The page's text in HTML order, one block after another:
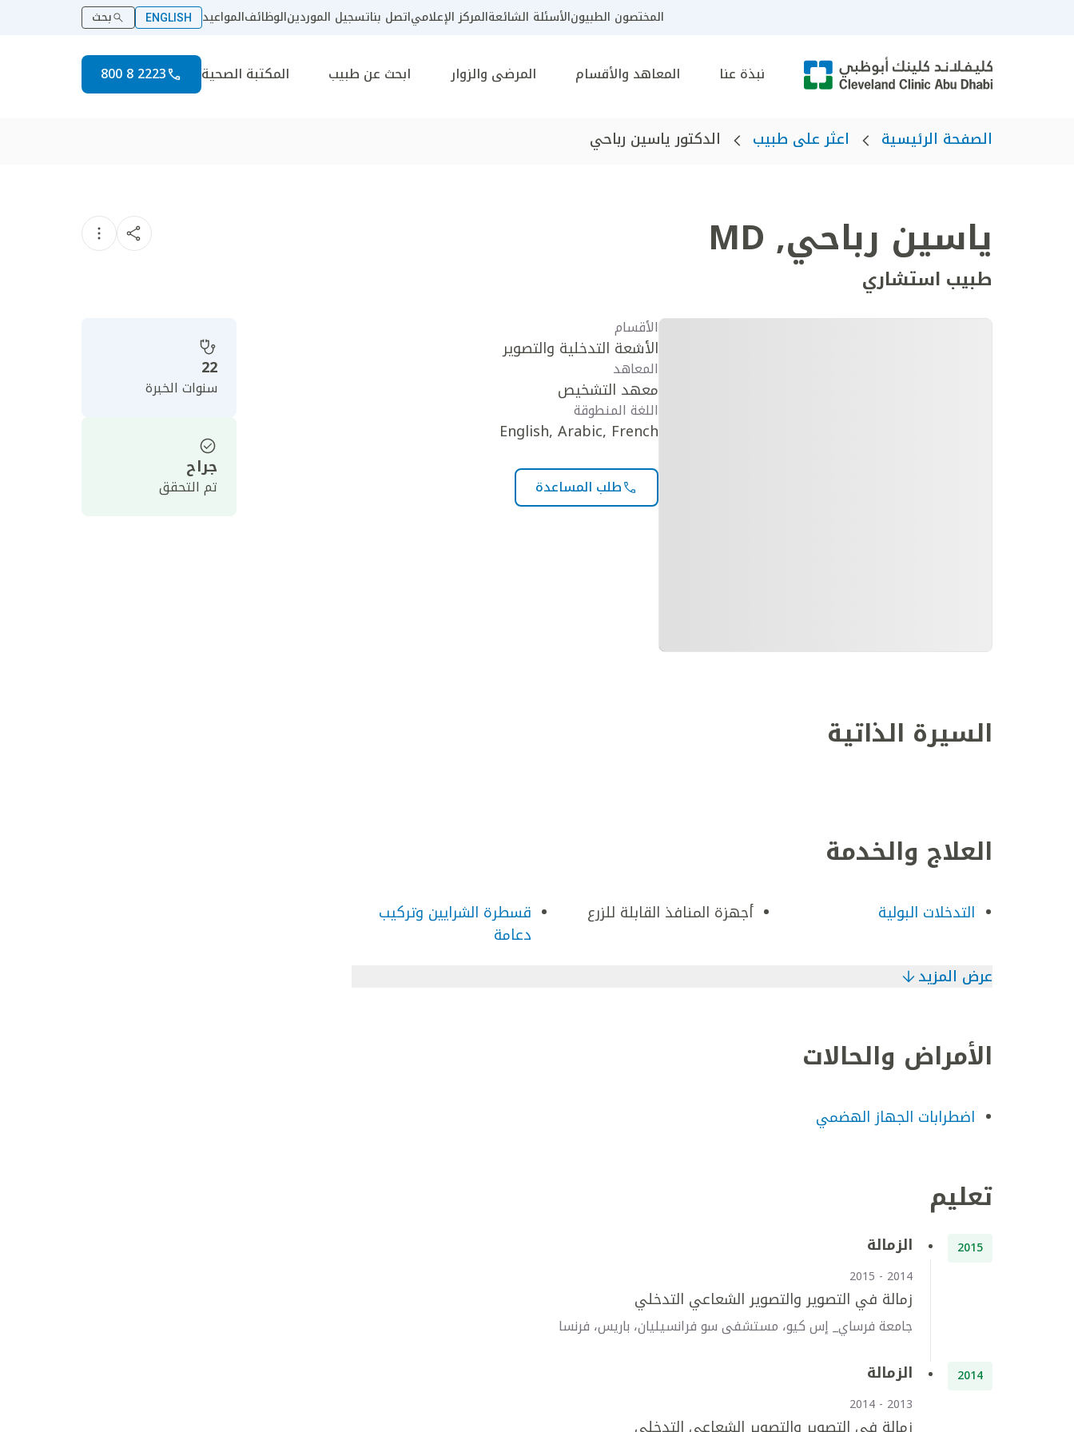
المختصون الطبيونالأسئلة الشائعةالمركز الإعلامياتصل بناتسجيل الموردينالوظائفالمواعيد ENGLISH بحث
نبذة عنا المعاهد والأقسام المرضى والزوار ابحث عن طبيب المكتبة الصحية 2223 8 800
الصفحة الرئيسية اعثر على طبيب الدكتور ياسين رباحي
ياسين رباحي,
MD
طبيب استشاري
الأقسام
الأشعة التدخلية والتصوير
المعاهد
معهد التشخيص
اللغة المنطوقة
English, Arabic, French
طلب المساعدة
22
سنوات الخبرة
جراح
تم التحقق
السيرة الذاتية
العلاج والخدمة
التدخلات البولية أجهزة المنافذ القابلة للزرع
قسطرة الشرايين وتركيب
دعامة
عرض المزيد
الأمراض والحالات
اضطرابات الجهاز الهضمي
تعليم
2015 الزمالة
2014 - 2015
زمالة في التصوير والتصوير الشعاعي التدخلي
جامعة فرساي_ إس كيو، مستشفى سو فرانسيليان، باريس، فرنسا
2014 الزمالة
2013 - 2014